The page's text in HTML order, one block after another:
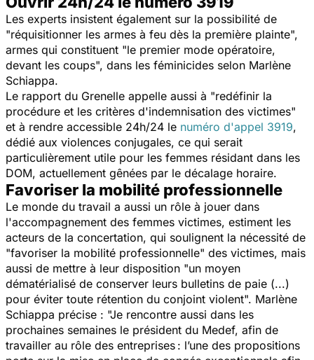
Les experts insistent également sur la possibilité de
"réquisitionner les armes à feu dès la première plainte",
armes qui constituent "le premier mode opératoire,
devant les coups", dans les féminicides selon Marlène
Schiappa.
Le rapport du Grenelle appelle aussi à "redéfinir la
procédure et les critères d'indemnisation des victimes"
et à rendre accessible 24h/24 le numéro d'appel 3919,
dédié aux violences conjugales, ce qui serait
particulièrement utile pour les femmes résidant dans les
DOM, actuellement gênées par le décalage horaire.
Favoriser la mobilité professionnelle
Le monde du travail a aussi un rôle à jouer dans
l'accompagnement des femmes victimes, estiment les
acteurs de la concertation, qui soulignent la nécessité de
"favoriser la mobilité professionnelle" des victimes, mais
aussi de mettre à leur disposition "un moyen
dématérialisé de conserver leurs bulletins de paie (...)
pour éviter toute rétention du conjoint violent". Marlène
Schiappa précise : "Je rencontre aussi dans les
prochaines semaines le président du Medef, afin de
travailler au rôle des entreprises : l’une des propositions